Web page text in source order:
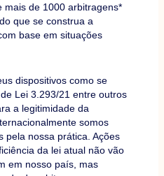
mais de 1000 arbitragens*
que se construa a
base em situações
dispositivos como se
Lei 3.293/21 entre outros
a legitimidade da
somos
pela nossa prática. Ações
da lei atual não vão
em nosso país, mas